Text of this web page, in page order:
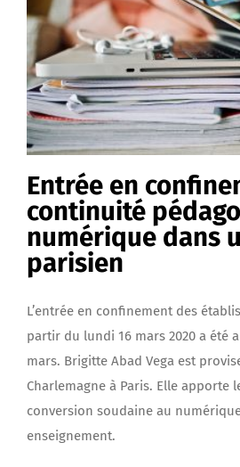
Entrée en
continuité
numérique dans
parisien
L’entrée en confinement des
partir du lundi 16 mars 2020 a été
mars. Brigitte Abad Vega est
Charlemagne à Paris. Elle apporte
conversion soudaine au
enseignement.